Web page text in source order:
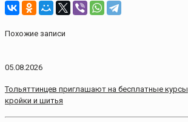
Похожие записи
05.08.2026
Тольяттинцев приглашают на бесплатные курсы
кройки и шитья